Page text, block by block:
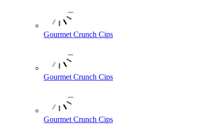
Gourmet Crunch Cips
Gourmet Crunch Cips
Gourmet Crunch Cips